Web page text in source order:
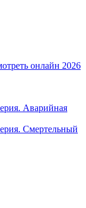
онлайн 2026
Аварийная
Смертельный